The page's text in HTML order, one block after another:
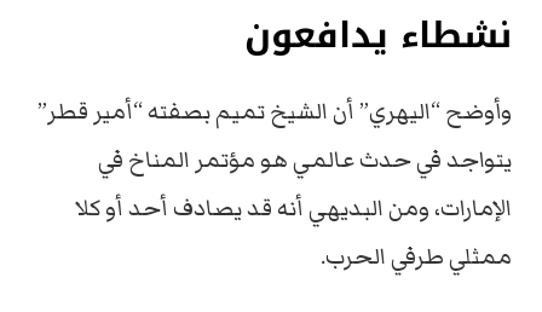
نشطاء يدافعون
وأوضح “اليهري” أن الشيخ تميم بصفته “أمير قطر”
يتواجد في حدث عالمي هو مؤتمر المناخ في
الإمارات، ومن البديهي أنه قد يصادف أحد أو كلا
ممثلي طرفي الحرب.